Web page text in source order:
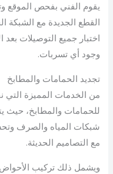
يقوم الفني بفحص الموقع
القطع الجديدة مع الشبكة
اختبار جميع التوصيلات بعد
وجود أي تسربات.
تجديد الحمامات والمطابخ
من الخدمات المميزة التي
للحمامات والمطابخ، حيث
شبكات المياه والصرف
مع التصاميم الحديثة.
ويشمل ذلك تركيب الأحواض